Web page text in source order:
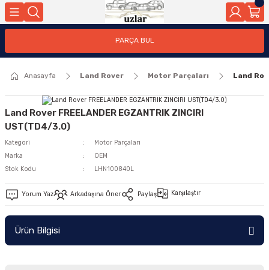
Geri Dön
PARÇA BUL
Anasayfa Land Rover Motor Parçaları Land
Land Rover FREELANDER EGZANTRIK ZINCIRI
UST(TD4/3.0)
Kategori
Motor Parçaları
Marka
OEM
Stok Kodu
LHN100840L
Yorum Yaz Arkadaşına Öner Paylaş Karşılaştır
Ürün Bilgisi